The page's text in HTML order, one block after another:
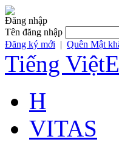
Đăng nhập
Tên đăng nhập
Đăng ký mới | Quên Mật
Tiếng Việt
H
VITAS